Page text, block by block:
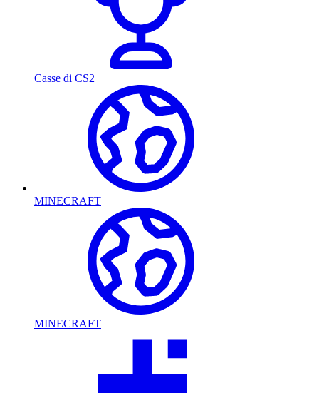
Casse di CS2
MINECRAFT
MINECRAFT